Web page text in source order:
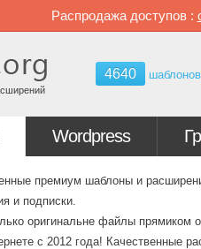
Распродажа доступов :
4640 шаблонов
Wordpress
премиум шаблоны и
и подписки.
оригинальне файлы прямиком
с 2012 года! Качественные